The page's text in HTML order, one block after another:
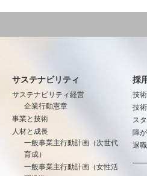
サステナビリティ
サステナビリティ経営
企業行動憲章
事業と技術
人材と成長
一般事業主行動計画（次世代
育成）
一般事業主行動計画（女性活
採
技
技
ス
障
退